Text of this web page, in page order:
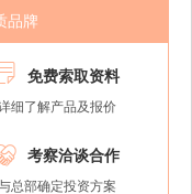
品牌
免费索取资料
细了解产品及报价
考察洽谈合作
总部确定投资方案